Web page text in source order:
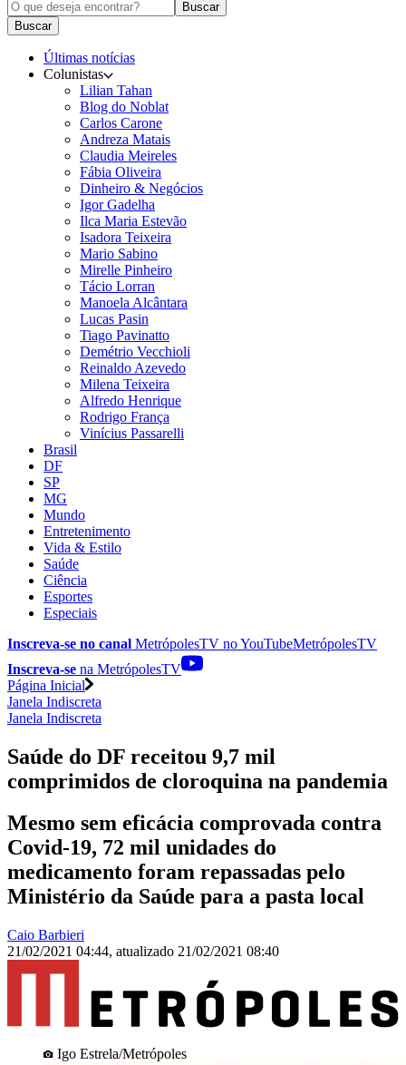
Buscar
Buscar
Últimas notícias
Colunistas
Lilian Tahan
Blog do Noblat
Carlos Carone
Andreza Matais
Claudia Meireles
Fábia Oliveira
Dinheiro & Negócios
Igor Gadelha
Ilca Maria Estevão
Isadora Teixeira
Mario Sabino
Mirelle Pinheiro
Tácio Lorran
Manoela Alcântara
Lucas Pasin
Tiago Pavinatto
Demétrio Vecchioli
Reinaldo Azevedo
Milena Teixeira
Alfredo Henrique
Rodrigo França
Vinícius Passarelli
Brasil
DF
SP
MG
Mundo
Entretenimento
Vida & Estilo
Saúde
Ciência
Esportes
Especiais
Inscreva-se no canal MetrópolesTV noYouTubeMetrópolesTV
Inscreva-se na MetrópolesTV
Página Inicial
Janela Indiscreta
Janela Indiscreta
Saúde do DF receitou 9,7 mil
comprimidos de cloroquina na pandemia
Mesmo sem eficácia comprovada contra
Covid-19, 72 mil unidades do
medicamento foram repassadas pelo
Ministério da Saúde para a pasta local
Caio Barbieri
21/02/2021 04:44, atualizado 21/02/2021 08:40
Igo Estrela/Metrópoles